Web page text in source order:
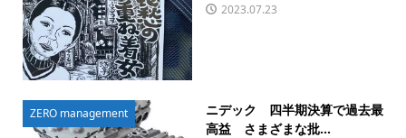
2023.07.23
ZERO management
ニデック 四半期決算で過去最
高益 さまざまな批...